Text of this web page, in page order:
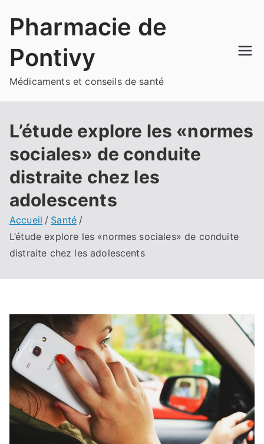
Pharmacie de
Pontivy
Médicaments et conseils de santé
L’étude explore les «normes
sociales» de conduite
distraite chez les
adolescents
Accueil
Santé
L’étude explore les «normes sociales» de conduite
distraite chez les adolescents